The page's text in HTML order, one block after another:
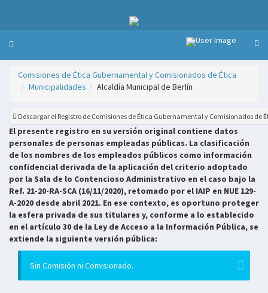
Comisiones de Ética Gubernamental y Comisionados de Ética
Municipalidades
Alcaldía Municipal de Berlín
Descargar el Registro de Comisiones de Ética Gubernamental y Comisionados de
El presente registro en su versión original contiene datos
personales de personas empleadas públicas. La clasificación
de los nombres de los empleados públicos como información
confidencial derivada de la aplicación del criterio adoptado
por la Sala de lo Contencioso Administrativo en el caso bajo la
Ref. 21-20-RA-SCA (16/11/2020), retomado por el IAIP en NUE 129-
A-2020 desde abril 2021. En ese contexto, es oportuno proteger
la esfera privada de sus titulares y, conforme a lo establecido
en el artículo 30 de la Ley de Acceso a la Información Pública, se
extiende la siguiente versión pública:
Sin Comisión ni Comisionado.